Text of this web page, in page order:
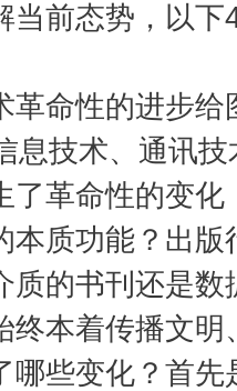
前态势，以下
命性的进步给
息技术、通讯
了革命性的变
本质功能？出
质的书刊还是
终本着传播文
哪些变化？首